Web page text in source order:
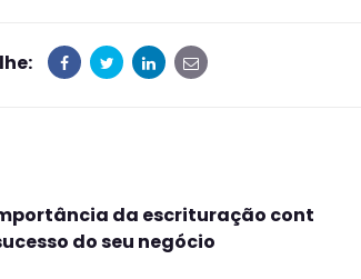
da escrituração cont
do seu negócio